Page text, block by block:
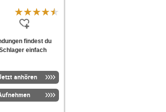
findest du
einfach
anhören